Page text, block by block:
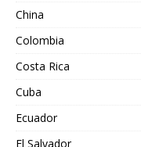
China
Colombia
Costa Rica
Cuba
Ecuador
El Salvador